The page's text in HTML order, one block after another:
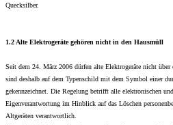
Quecksilber.
1.2 Alte Elektrogeräte gehören nicht in den Hausmüll
Seit dem 24. März 2006 dürfen alte Elektrogeräte nicht über
sind deshalb auf dem Typenschild mit dem Symbol einer
gekennzeichnet. Die Regelung betrifft alle elektronischen
Eigenverantwortung im Hinblick auf das Löschen
Altgeräten verantwortlich.